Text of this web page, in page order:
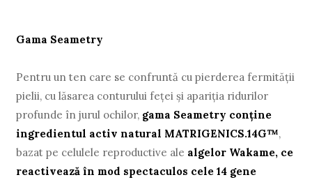
Gama Seametry
Pentru un ten care se confruntă cu pierderea fermităţii
pielii, cu lăsarea conturului feţei şi apariţia ridurilor
profunde în jurul ochilor, gama Seametry conţine
ingredientul activ natural MATRIGENICS.14G™,
bazat pe celulele reproductive ale algelor Wakame, ce
reactivează în mod spectaculos cele 14 gene